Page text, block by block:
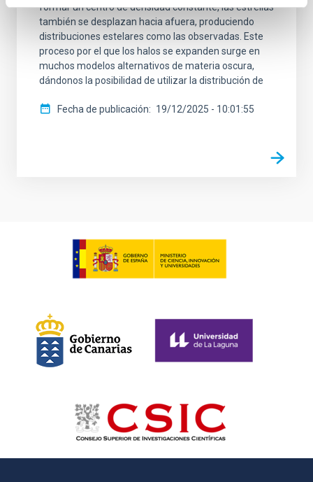
formar un centro de densidad constante, las estrellas
también se desplazan hacia afuera, produciendo
distribuciones estelares como las observadas. Este
proceso por el que los halos se expanden surge en
muchos modelos alternativos de materia oscura,
dándonos la posibilidad de utilizar la distribución de
Fecha de publicación 19/12/2025 - 10:01:55